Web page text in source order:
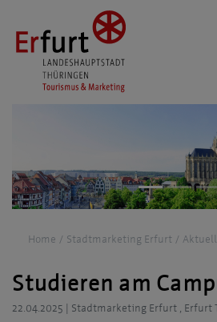
Home Stadtmarketing Erfurt
Studieren am
22.04.2025 Stadtmarketing Erfurt , Erfurt